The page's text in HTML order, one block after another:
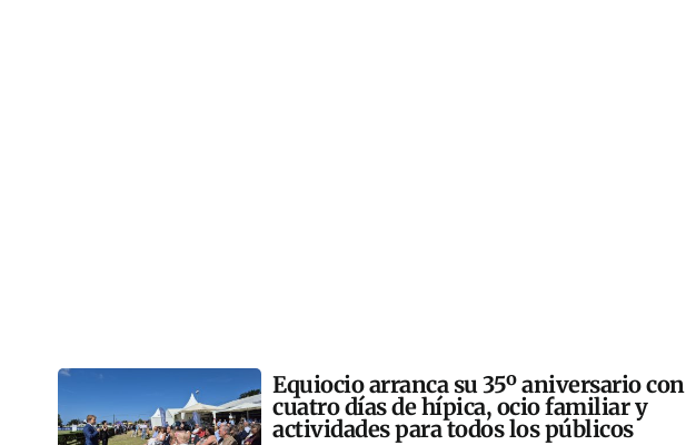
Equiocio arranca su 35º aniversario con
cuatro días de hípica, ocio familiar y
actividades para todos los públicos